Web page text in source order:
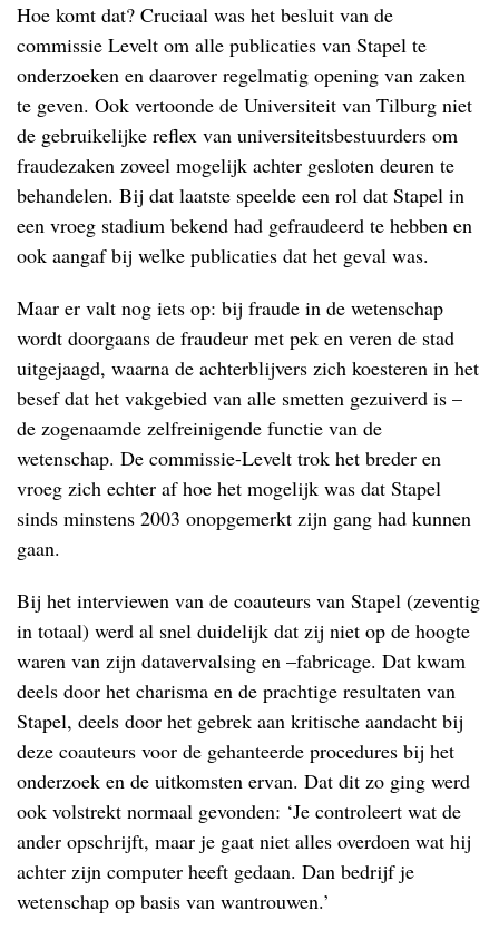
Hoe komt dat? Cruciaal was het besluit van de
commissie Levelt om alle publicaties van Stapel te
onderzoeken en daarover regelmatig opening van zaken
te geven. Ook vertoonde de Universiteit van Tilburg niet
de gebruikelijke reflex van universiteitsbestuurders om
fraudezaken zoveel mogelijk achter gesloten deuren te
behandelen. Bij dat laatste speelde een rol dat Stapel in
een vroeg stadium bekend had gefraudeerd te hebben en
ook aangaf bij welke publicaties dat het geval was.
Maar er valt nog iets op: bij fraude in de wetenschap
wordt doorgaans de fraudeur met pek en veren de stad
uitgejaagd, waarna de achterblijvers zich koesteren in het
besef dat het vakgebied van alle smetten gezuiverd is –
de zogenaamde zelfreinigende functie van de
wetenschap. De commissie-Levelt trok het breder en
vroeg zich echter af hoe het mogelijk was dat Stapel
sinds minstens 2003 onopgemerkt zijn gang had kunnen
gaan.
Bij het interviewen van de coauteurs van Stapel (zeventig
in totaal) werd al snel duidelijk dat zij niet op de hoogte
waren van zijn datavervalsing en –fabricage. Dat kwam
deels door het charisma en de prachtige resultaten van
Stapel, deels door het gebrek aan kritische aandacht bij
deze coauteurs voor de gehanteerde procedures bij het
onderzoek en de uitkomsten ervan. Dat dit zo ging werd
ook volstrekt normaal gevonden: ‘Je controleert wat de
ander opschrijft, maar je gaat niet alles overdoen wat hij
achter zijn computer heeft gedaan. Dan bedrijf je
wetenschap op basis van wantrouwen.’